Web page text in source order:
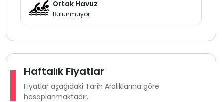
ve kalan ödemeler girişte nakit olarak alınmaktadır.
doğa içinde bulunan villamızda düzenli ilaçlama
böcek gibi doğal yaşam unsurları görülebilir.
Ortak Havuz
Bulunmuyor
Haftalık Fiyatlar
Fiyatlar aşağıdaki Tarih Aralıklarına göre
hesaplanmaktadır.